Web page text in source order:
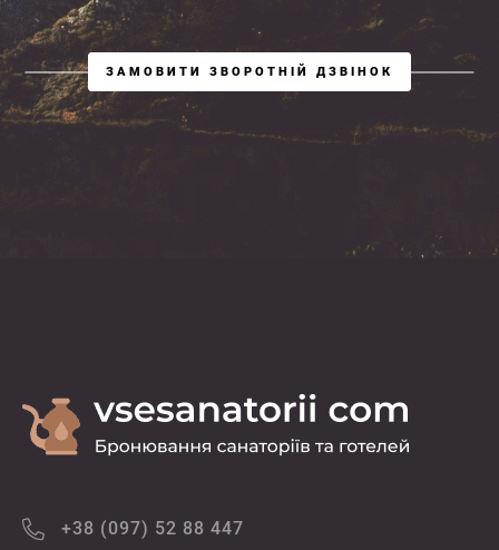
ЗАМОВИТИ ЗВОРОТНІЙ ДЗВІНОК
+38 (097) 52 88 447